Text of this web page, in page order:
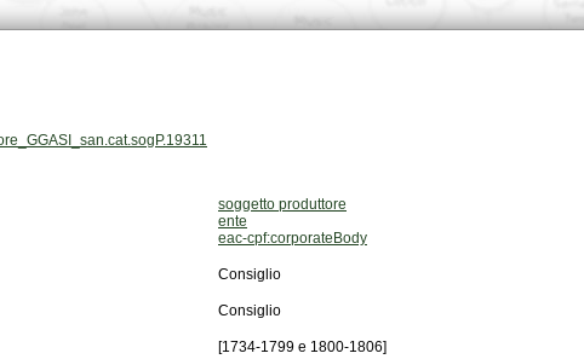
soggetto produttore
ente
eac-cpf:corporateBody
Consiglio
Consiglio
[1734-1799 e 1800-1806]